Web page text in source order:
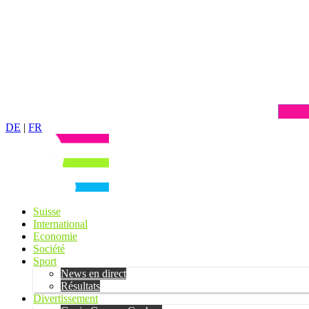
DE | FR
Suisse
International
Economie
Société
Sport
News en direct
Résultats
Divertissement